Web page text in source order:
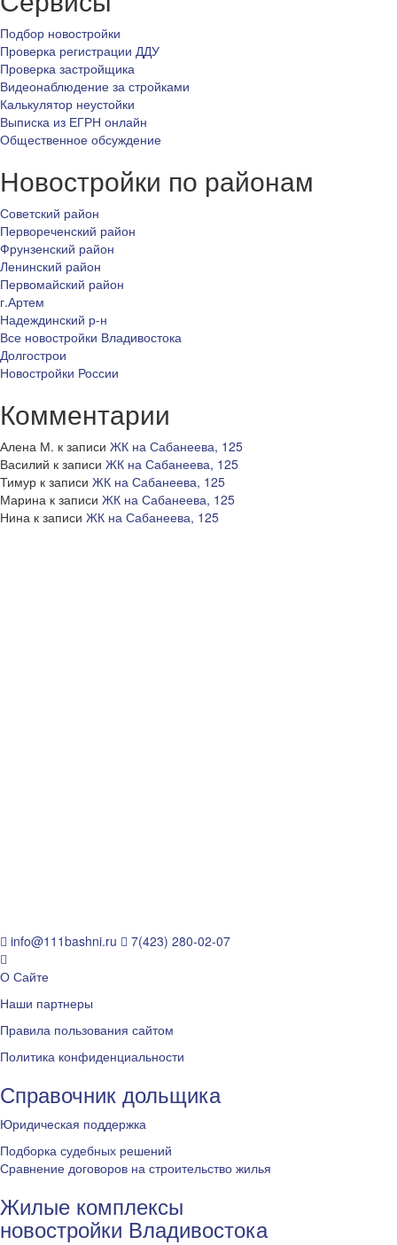
Подбор новостройки
Проверка регистрации ДДУ
Проверка застройщика
Видеонаблюдение за стройками
Калькулятор неустойки
Выписка из ЕГРН онлайн
Общественное обсуждение
Новостройки по районам
Советский район
Первореченский район
Фрунзенский район
Ленинский район
Первомайский район
г.Артем
Надеждинский р-н
Все новостройки Владивостока
Долгострои
Новостройки России
Комментарии
Алена М. к записи ЖК на Сабанеева, 125
Василий к записи ЖК на Сабанеева, 125
Тимур к записи ЖК на Сабанеева, 125
Марина к записи ЖК на Сабанеева, 125
Нина к записи ЖК на Сабанеева, 125
info@111bashni.ru
7(423) 280-02-07
О Сайте
Наши партнеры
Правила пользования сайтом
Политика конфиденциальности
Справочник дольщика
Юридическая поддержка
Подборка судебных решений
Сравнение договоров на строительство жилья
Жилые комплексы
новостройки Владивостока